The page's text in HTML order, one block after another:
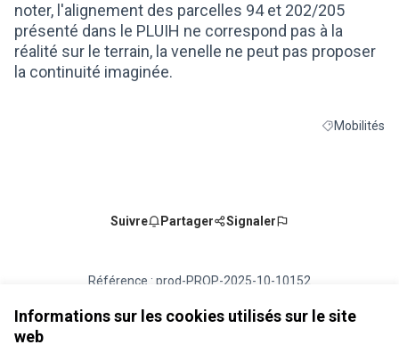
Informations sur les cookies utilisés sur le site
web
noter, l'alignement des parcelles 94 et 202/205
présenté dans le PLUIH ne correspond pas à la
réalité sur le terrain, la venelle ne peut pas proposer
la continuité imaginée.
Filtrer les
Mobilités
Suivre Partager Signaler
Référence : prod-PROP-2025-10-10152
Vérifiez l'empreinte numérique